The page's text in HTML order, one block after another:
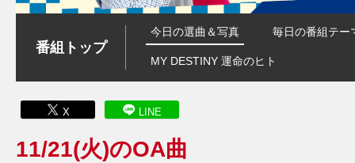
番組トップ
今日の選曲＆写真 毎日の番組テー
MY DESTINY 運命のヒト
X LINE
11/21(火)のOA曲